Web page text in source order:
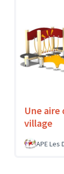
Une aire
village
APE Les